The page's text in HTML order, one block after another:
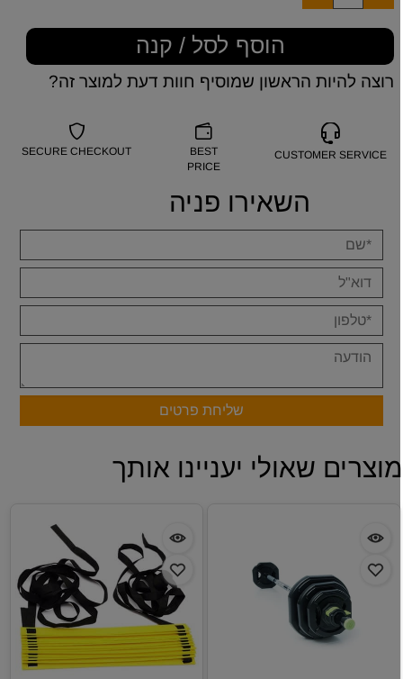
הוסף לסל / קנה
רוצה להיות הראשון שמוסיף חוות דעת למוצר זה?
CUSTOMER SERVICE
BEST
PRICE
SECURE CHECKOUT
השאירו פניה
שאולי יעניינו אותך